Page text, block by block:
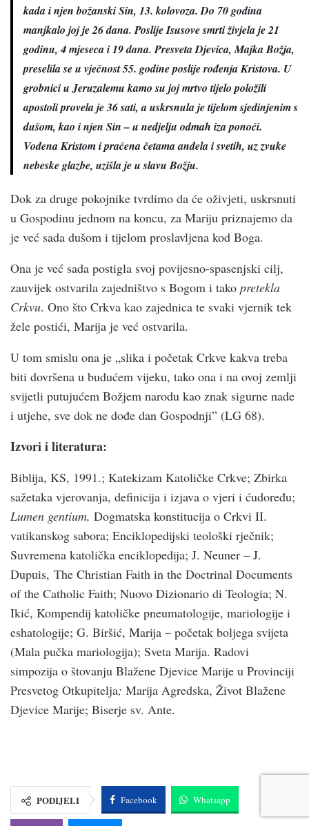
kada i njen božanski Sin, 13. kolovoza. Do 70 godina
manjkalo joj je 26 dana. Poslije Isusove smrti živjela je 21
godinu, 4 mjeseca i 19 dana. Presveta Djevica, Majka Božja,
preselila se u vječnost 55. godine poslije rođenja Kristova. U
grobnici u Jeruzalemu kamo su joj mrtvo tijelo položili
apostoli provela je 36 sati, a uskrsnula je tijelom sjedinjenim s
dušom, kao i njen Sin – u nedjelju odmah iza ponoći.
Vođena Kristom i praćena četama anđela i svetih, uz zvuke
nebeske glazbe, uzišla je u slavu Božju.
Dok za druge pokojnike tvrdimo da će oživjeti, uskrsnuti
u Gospodinu jednom na koncu, za Mariju priznajemo da
je već sada dušom i tijelom proslavljena kod Boga.
Ona je već sada postigla svoj povijesno-spasenjski cilj,
zauvijek ostvarila zajedništvo s Bogom i tako pretekla
Crkvu. Ono što Crkva kao zajednica te svaki vjernik tek
žele postići, Marija je već ostvarila.
U tom smislu ona je „slika i početak Crkve kakva treba
biti dovršena u budućem vijeku, tako ona i na ovoj zemlji
svijetli putujućem Božjem narodu kao znak sigurne nade
i utjehe, sve dok ne dođe dan Gospodnji” (LG 68).
Izvori i literatura:
Biblija, KS, 1991.; Katekizam Katoličke Crkve; Zbirka
sažetaka vjerovanja, definicija i izjava o vjeri i ćudoređu;
Lumen gentium, Dogmatska konstitucija o Crkvi II.
vatikanskog sabora; Enciklopedijski teološki rječnik;
Suvremena katolička enciklopedija; J. Neuner – J.
Dupuis, The Christian Faith in the Doctrinal Documents
of the Catholic Faith; Nuovo Dizionario di Teologia; N.
Ikić, Kompendij katoličke pneumatologije, mariologije i
eshatologije; G. Biršić, Marija – početak boljega svijeta
(Mala pučka mariologija); Sveta Marija. Radovi
simpozija o štovanju Blažene Djevice Marije u Provinciji
Presvetog Otkupitelja; Marija Agredska, Život Blažene
Djevice Marije; Biserje sv. Ante.
PODIJELI Facebook Whatsapp